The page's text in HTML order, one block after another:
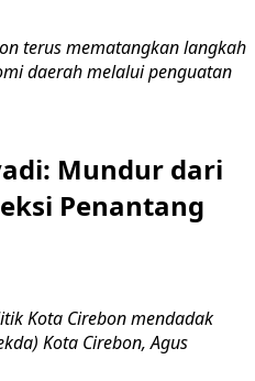
terus mematangkan langkah
daerah melalui penguatan
Mundur dari
Penantang
Kota Cirebon mendadak
Kota Cirebon, Agus